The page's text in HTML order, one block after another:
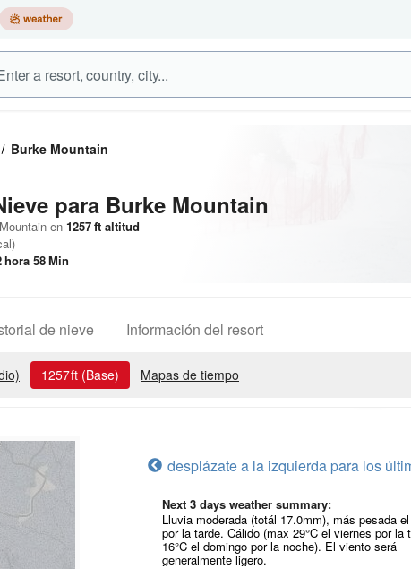
Burke Mountain
para Burke Mountain
en 1257ft altitud
hora 58Min
de nieve Información del resort
1257ft (Base) Mapas de tiempo
desplázate a la izquierda para los
Next 3 days weather summary:
Lluvia moderada (totál 17.0mm), más pesada
por la tarde. Cálido (max 29°C el viernes por la
16°C el domingo por la noche). El viento será
generalmente ligero.